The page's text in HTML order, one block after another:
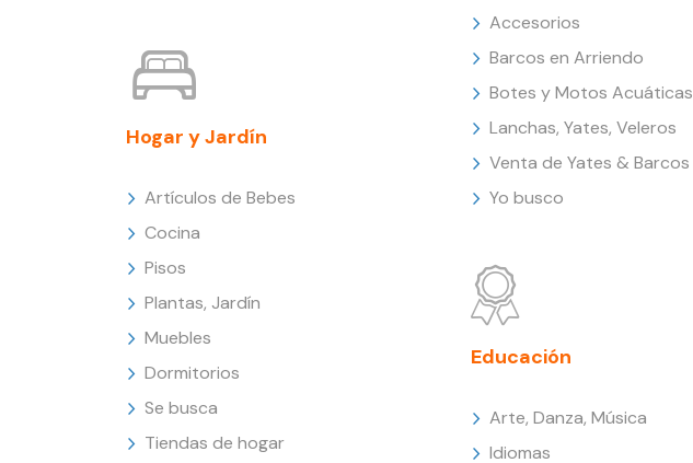
Hogar y Jardín
Artículos de Bebes
Cocina
Pisos
Plantas, Jardín
Muebles
Dormitorios
Se busca
Tiendas de hogar
Accesorios
Barcos en Arriendo
Botes y Motos Acuáticas
Lanchas, Yates, Veleros
Venta de Yates & Barcos
Yo busco
Educación
Arte, Danza, Música
Idiomas